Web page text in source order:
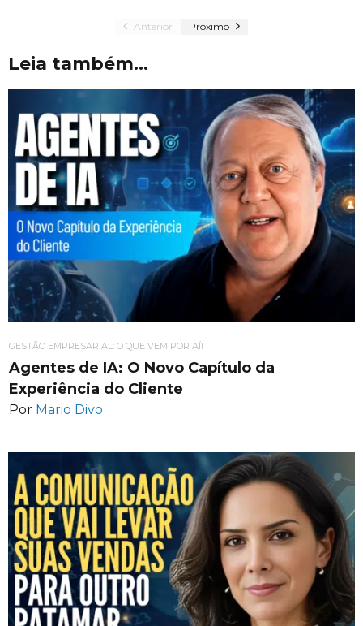
Anterior Próximo
Leia também...
GESTÃO EMPRESARIAL: O QUE VEM POR AÍ!
Agentes de IA: O Novo Capítulo da
Experiência do Cliente
Por Mario Divo